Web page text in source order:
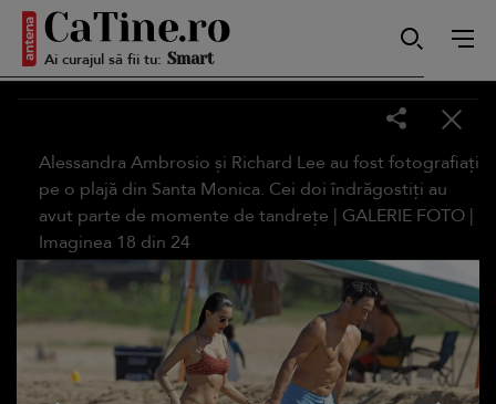
Ai curajul să fii tu: Autentică
Smart
Sensibilă
Puternică
Alessandra Ambrosio și Richard Lee au fost fotografiați
pe o plajă din Santa Monica. Cei doi îndrăgostiți au
avut parte de momente de tandrețe | GALERIE FOTO |
Imaginea 18 din 24